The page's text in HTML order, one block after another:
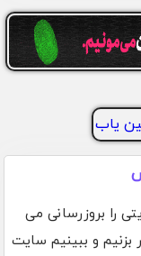
را بروزرسانی می
و ببینیم سایت